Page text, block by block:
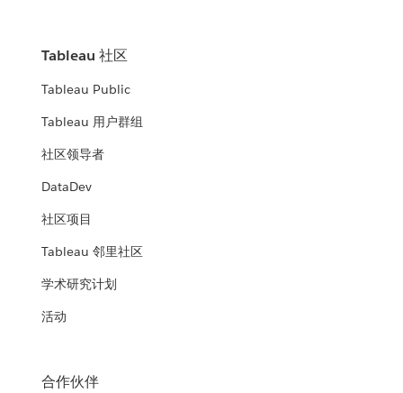
Tableau 社区
Tableau Public
Tableau 用户群组
社区领导者
DataDev
社区项目
Tableau 邻里社区
学术研究计划
活动
合作伙伴